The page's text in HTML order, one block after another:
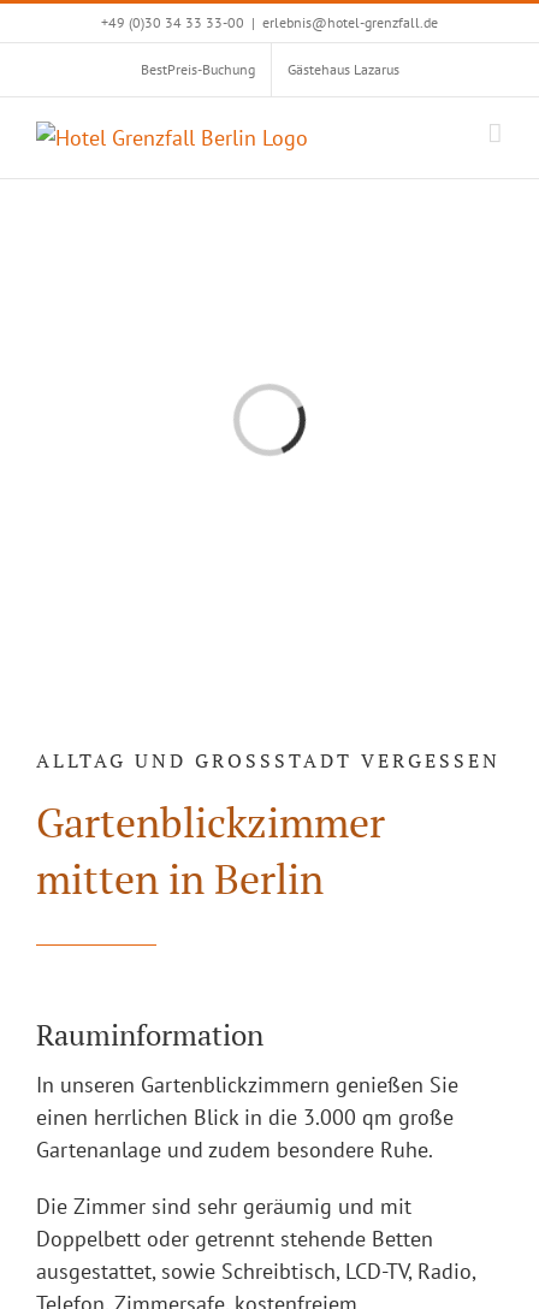
Inhalt
+49 (0)30 34 33 33-00 | erlebnis@hotel-grenzfall.de
BestPreis-Buchung Gästehaus Lazarus
Loading...
ALLTAG UND GROSSSTADT VERGESSEN
Gartenblickzimmer
mitten in Berlin
Rauminformation
In unseren Gartenblickzimmern genießen Sie
einen herrlichen Blick in die 3.000 qm große
Gartenanlage und zudem besondere Ruhe.
Die Zimmer sind sehr geräumig und mit
Doppelbett oder getrennt stehende Betten
ausgestattet, sowie Schreibtisch, LCD-TV, Radio,